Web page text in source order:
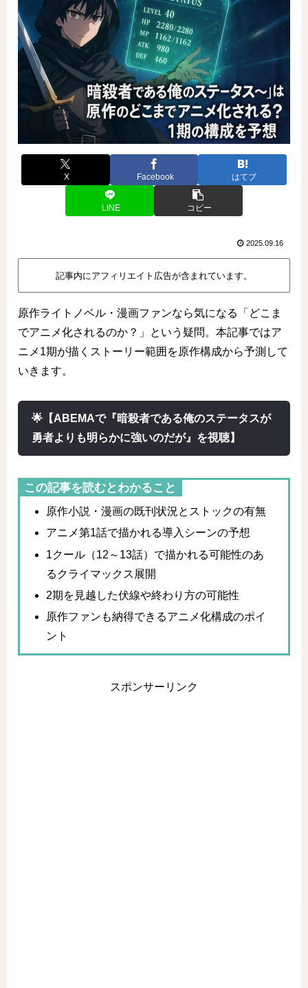
X Facebook はてブ
LINE コピー
2025.09.16
記事内にアフィリエイト広告が含まれています。
原作ライトノベル・漫画ファンなら気になる「どこま
でアニメ化されるのか？」という疑問。本記事ではア
ニメ1期が描くストーリー範囲を原作構成から予測して
いきます。
🌟【ABEMAで『暗殺者である俺のステータスが
勇者よりも明らかに強いのだが』を視聴】
この記事を読むとわかること
原作小説・漫画の既刊状況とストックの有無
アニメ第1話で描かれる導入シーンの予想
1クール（12～13話）で描かれる可能性のあ
るクライマックス展開
2期を見越した伏線や終わり方の可能性
原作ファンも納得できるアニメ化構成のポイ
ント
スポンサーリンク